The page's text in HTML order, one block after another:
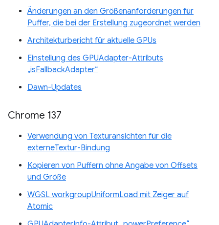
Änderungen an den Größenanforderungen für
Puffer, die bei der Erstellung zugeordnet werden
Architekturbericht für aktuelle GPUs
Einstellung des GPUAdapter-Attributs
„isFallbackAdapter“
Dawn-Updates
Chrome 137
Verwendung von Texturansichten für die
externeTextur-Bindung
Kopieren von Puffern ohne Angabe von Offsets
und Größe
WGSL workgroupUniformLoad mit Zeiger auf
Atomic